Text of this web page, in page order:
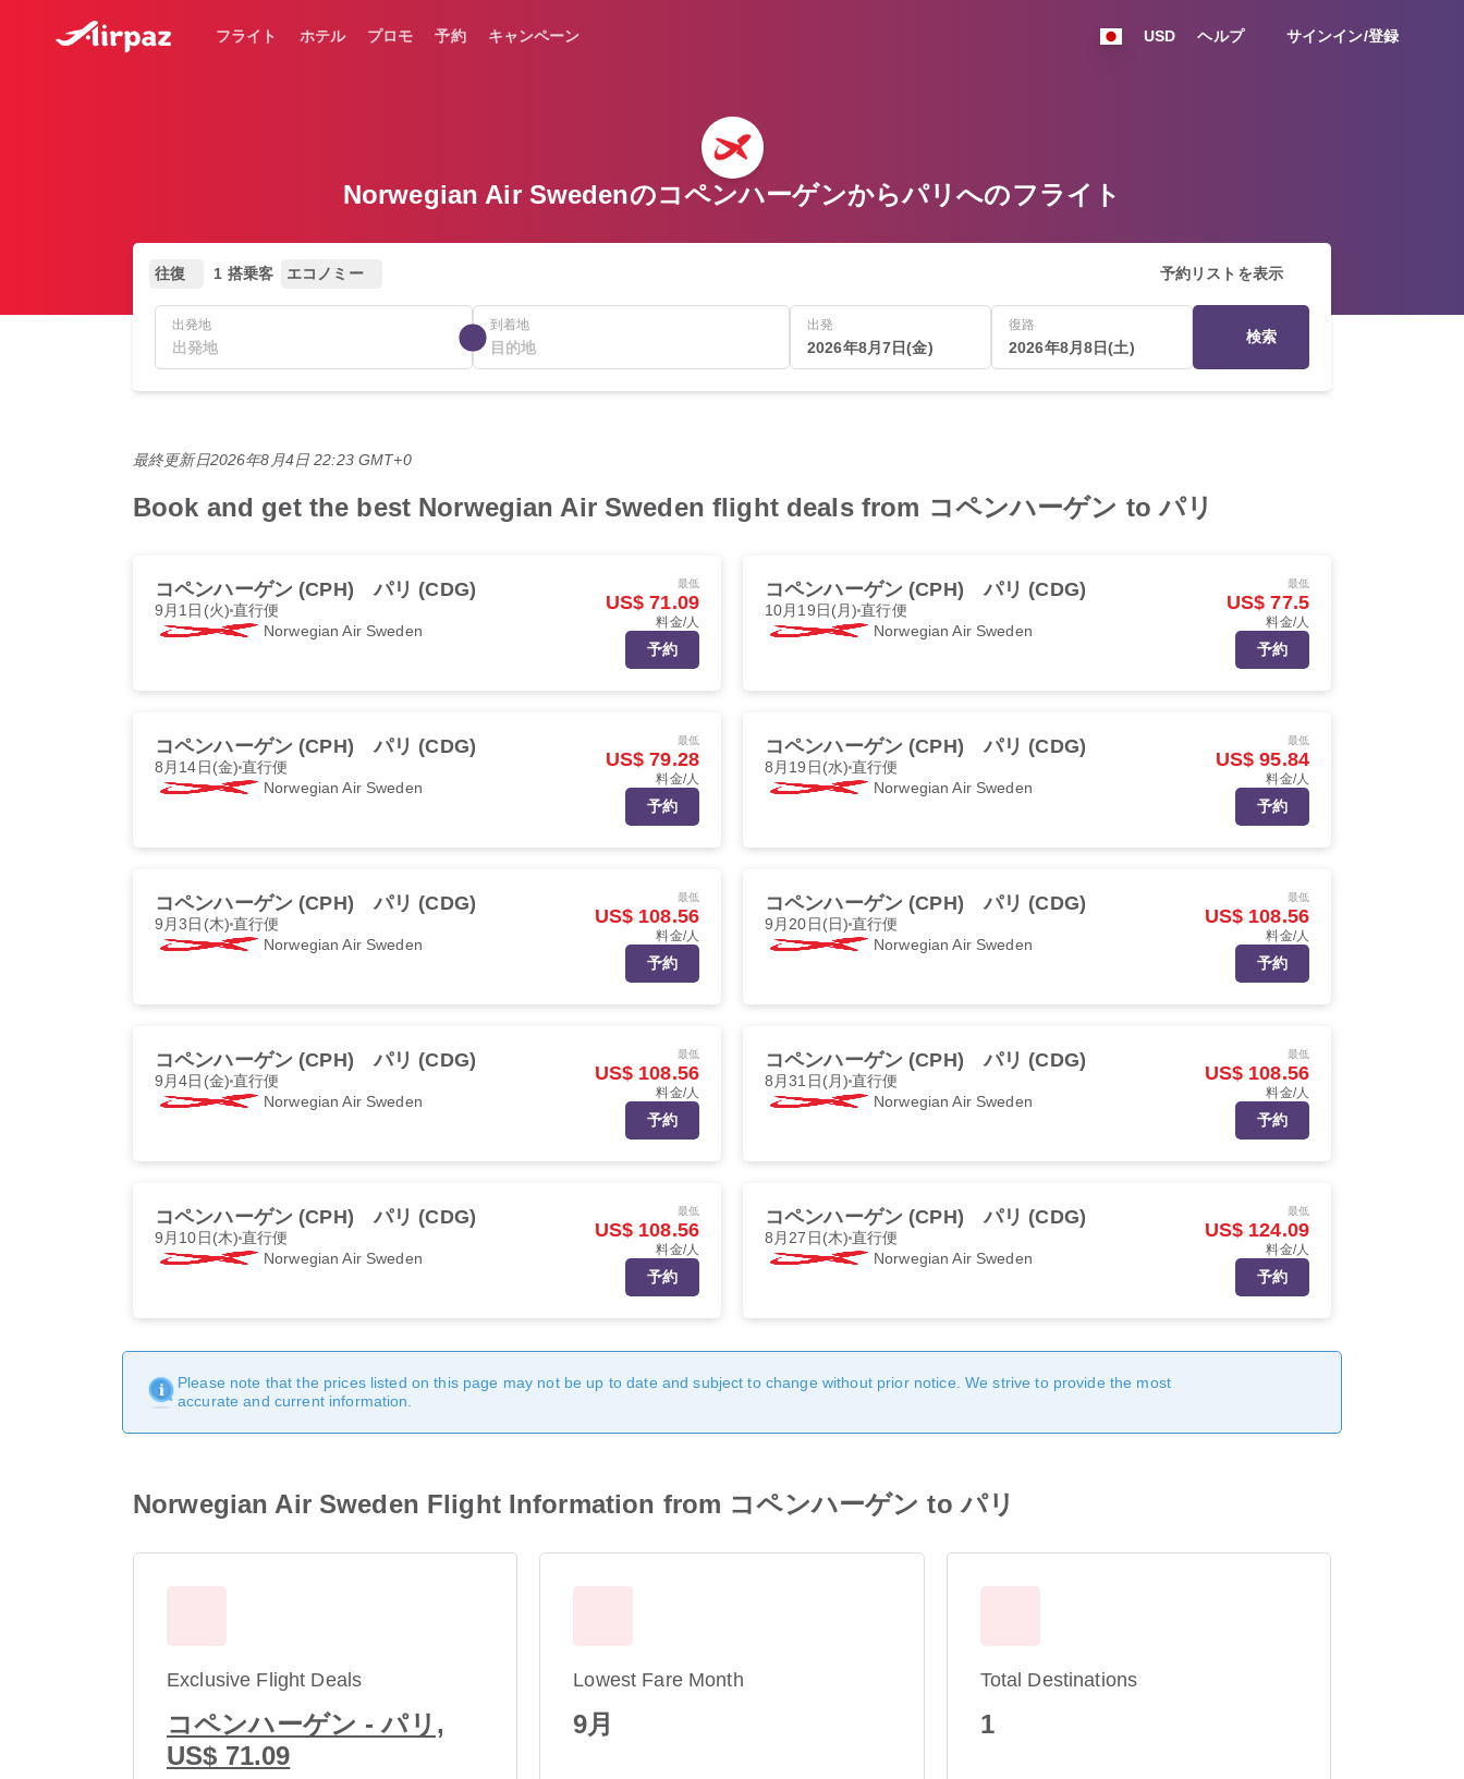
フライト ホテル プロモ 予約 キャンペーン USD ヘルプ サインイン/登録
Norwegian Air Swedenのコペンハーゲンからパリへのフライト
往復 1 搭乗客 エコノミー 予約リストを表示
出発地 到着地 出発
2026年8月7日(金)
復路
2026年8月8日(土)
検索
最終更新日2026年8月4日 22:23 GMT+0
Book and get the best Norwegian Air Sweden flight deals from コペンハーゲン to パリ
コペンハーゲン (CPH) パリ (CDG)
9月1日(火) 直行便
Norwegian Air Sweden
最低
US$ 71.09
料金/人
予約
コペンハーゲン (CPH) パリ (CDG)
10月19日(月)直行便
Norwegian Air Sweden
最低
US$ 77.5
料金/人
予約
コペンハーゲン (CPH) パリ (CDG)
8月14日(金)直行便
Norwegian Air Sweden
最低
US$ 79.28
料金/人
予約
コペンハーゲン (CPH) パリ (CDG)
8月19日(水)直行便
Norwegian Air Sweden
最低
US$ 95.84
料金/人
予約
コペンハーゲン (CPH) パリ (CDG)
9月3日(木) 直行便
Norwegian Air Sweden
最低
US$ 108.56
料金/人
予約
コペンハーゲン (CPH) パリ (CDG)
9月20日(日)直行便
Norwegian Air Sweden
最低
US$ 108.56
料金/人
予約
コペンハーゲン (CPH) パリ (CDG)
9月4日(金) 直行便
Norwegian Air Sweden
最低
US$ 108.56
料金/人
予約
コペンハーゲン (CPH) パリ (CDG)
8月31日(月)直行便
Norwegian Air Sweden
最低
US$ 108.56
料金/人
予約
コペンハーゲン (CPH) パリ (CDG)
9月10日(木)直行便
Norwegian Air Sweden
最低
US$ 108.56
料金/人
予約
コペンハーゲン (CPH) パリ (CDG)
8月27日(木)直行便
Norwegian Air Sweden
最低
US$ 124.09
料金/人
予約
Please note that the prices listed on this page may not be up to date and subject to change without prior notice. We strive to provide the most
accurate and current information.
Norwegian Air Sweden Flight Information from コペンハーゲン to パリ
Exclusive Flight Deals
コペンハーゲン - パリ,
US$ 71.09
Lowest Fare Month
9月
Total Destinations
1